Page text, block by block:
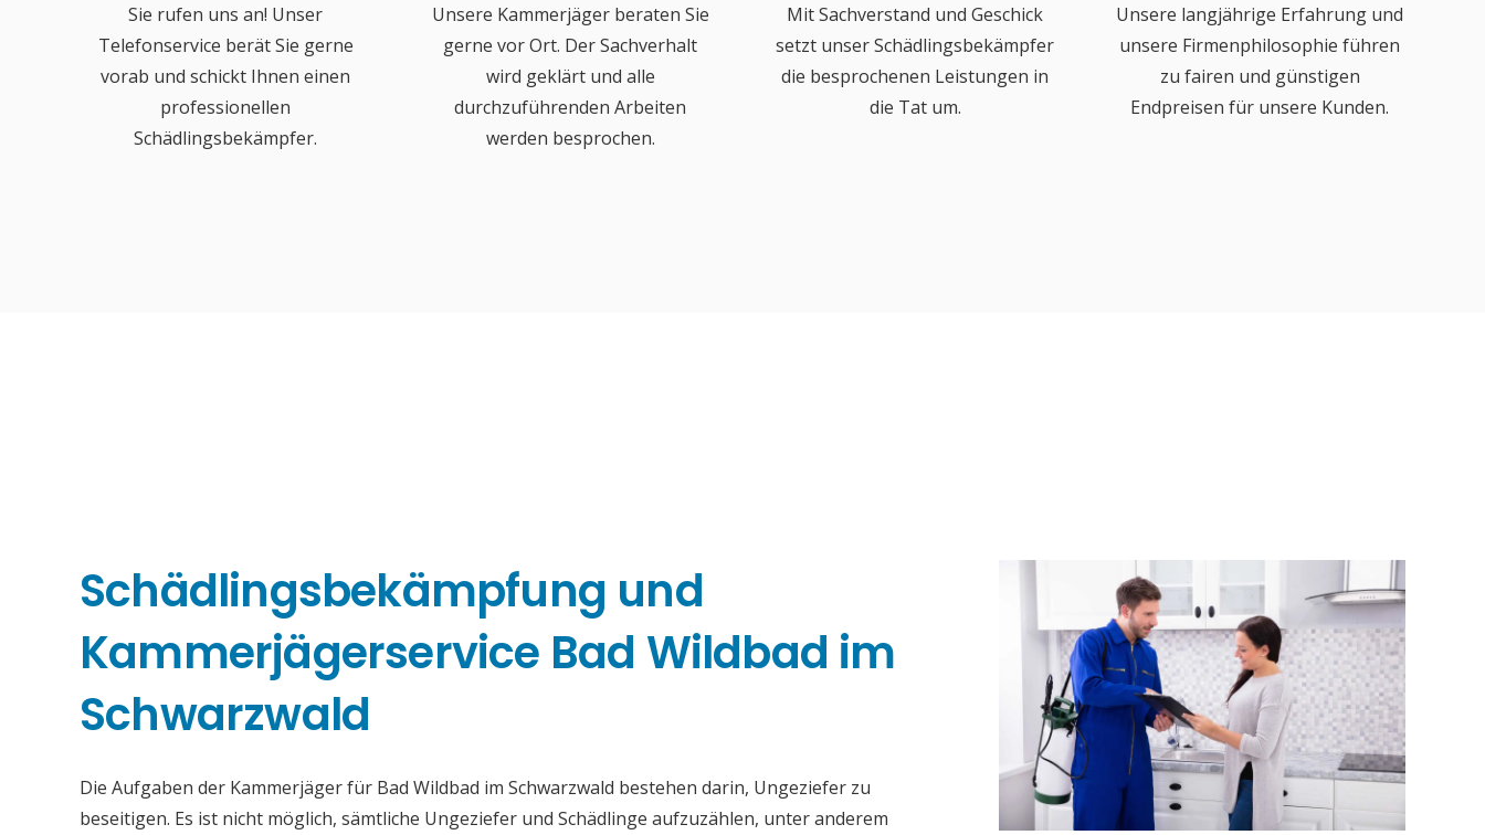
Sie rufen uns an! Unser
Telefonservice berät Sie gerne
vorab und schickt Ihnen einen
professionellen
Schädlingsbekämpfer.
Unsere Kammerjäger beraten Sie
gerne vor Ort. Der Sachverhalt
wird geklärt und alle
durchzuführenden Arbeiten
werden besprochen.
Mit Sachverstand und Geschick
setzt unser Schädlingsbekämpfer
die besprochenen Leistungen in
die Tat um.
Unsere langjährige Erfahrung und
unsere Firmenphilosophie führen
zu fairen und günstigen
Endpreisen für unsere Kunden.
Schädlingsbekämpfung und
Kammerjägerservice Bad Wildbad im
Schwarzwald
Die Aufgaben der Kammerjäger für Bad Wildbad im Schwarzwald bestehen darin, Ungeziefer zu
beseitigen. Es ist nicht möglich, sämtliche Ungeziefer und Schädlinge aufzuzählen, unter anderem